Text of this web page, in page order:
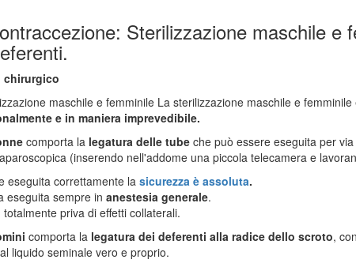
Sterilizzazione maschile e
chirurgico
maschile e femminile La sterilizzazione maschile e
e in maniera imprevedibile.
comporta la legatura delle tubeche può essere eseguita per
(inserendo nell'addome una piccola telecamera e
eseguita correttamente la sicurezza è assoluta.
eseguita sempre in anestesia generale.
totalmente priva di effetti collaterali.
comporta la legatura dei deferenti alla radice dello scroto,
liquido seminale vero e proprio.